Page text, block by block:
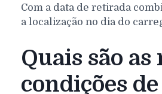
Com a data de retirada
a localização no dia do
Quais são as
condições de